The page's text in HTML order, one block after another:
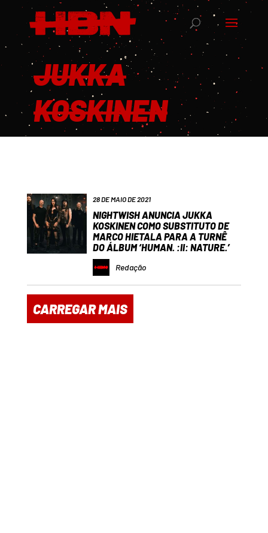
JUKKA
KOSKINEN
28 DE MAIO DE 2021
NIGHTWISH ANUNCIA JUKKA
KOSKINEN COMO SUBSTITUTO DE
MARCO HIETALA PARA A TURNÊ
DO ÁLBUM ‘HUMAN. :II: NATURE.’
Redação
CARREGAR MAIS